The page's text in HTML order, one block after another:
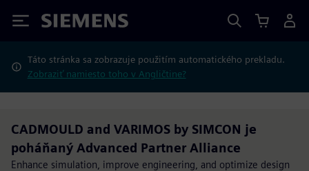
Siemens
Táto stránka sa zobrazuje použitím automatického prekladu.
Zobraziť namiesto toho v Angličtine?
CADMOULD and VARIMOS by SIMCON je
poháňaný Advanced Partner Alliance
Enhance simulation, improve engineering, and optimize design